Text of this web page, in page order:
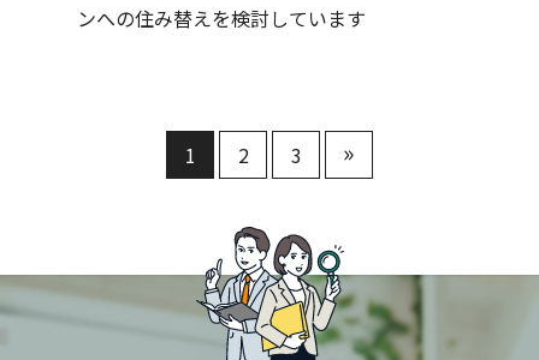
ンへの住み替えを検討しています
1 2 3 »